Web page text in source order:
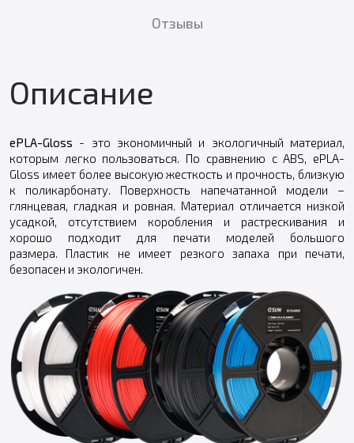
Отзывы
Описание
ePLA-Gloss - это экономичный и экологичный материал,
которым легко пользоваться. По сравнению с ABS, ePLA-
Gloss имеет более высокую жесткость и прочность, близкую
к поликарбонату. Поверхность напечатанной модели –
глянцевая, гладкая и ровная. Материал отличается низкой
усадкой, отсутствием коробления и растрескивания и
хорошо подходит для печати моделей большого
размера. Пластик не имеет резкого запаха при печати,
безопасен и экологичен.